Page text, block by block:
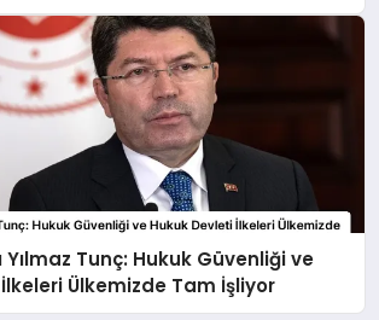
Tunç: Hukuk Güvenliği ve
Ülkemizde Tam İşliyor